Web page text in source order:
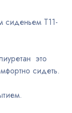
сиденьем Т11-
это
сидеть.